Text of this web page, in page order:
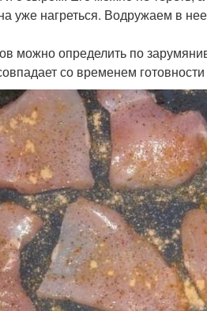
уже нагреться. Водружаем в
можно определить по
со временем